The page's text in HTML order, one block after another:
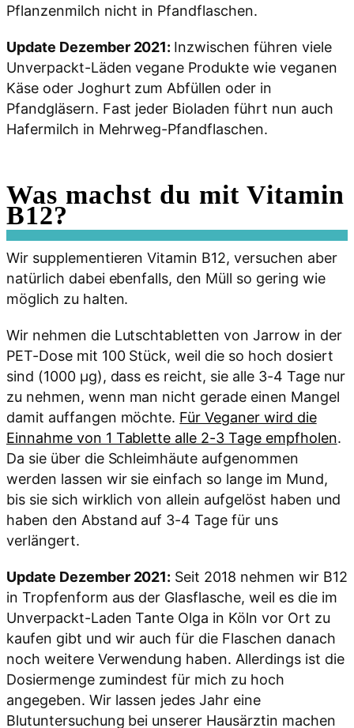
Pflanzenmilch nicht in Pfandflaschen.
Update Dezember 2021: Inzwischen führen viele
Unverpackt-Läden vegane Produkte wie veganen
Käse oder Joghurt zum Abfüllen oder in
Pfandgläsern. Fast jeder Bioladen führt nun auch
Hafermilch in Mehrweg-Pfandflaschen.
Was machst du mit Vitamin
B12?
Wir supplementieren Vitamin B12, versuchen aber
natürlich dabei ebenfalls, den Müll so gering wie
möglich zu halten.
Wir nehmen die Lutschtabletten von Jarrow in der
PET-Dose mit 100 Stück, weil die so hoch dosiert
sind (1000 µg), dass es reicht, sie alle 3-4 Tage nur
zu nehmen, wenn man nicht gerade einen Mangel
damit auffangen möchte. Für Veganer wird die
Einnahme von 1 Tablette alle 2-3 Tage empfholen.
Da sie über die Schleimhäute aufgenommen
werden lassen wir sie einfach so lange im Mund,
bis sie sich wirklich von allein aufgelöst haben und
haben den Abstand auf 3-4 Tage für uns
verlängert.
Update Dezember 2021: Seit 2018 nehmen wir B12
in Tropfenform aus der Glasflasche, weil es die im
Unverpackt-Laden Tante Olga in Köln vor Ort zu
kaufen gibt und wir auch für die Flaschen danach
noch weitere Verwendung haben. Allerdings ist die
Dosiermenge zumindest für mich zu hoch
angegeben. Wir lassen jedes Jahr eine
Blutuntersuchung bei unserer Hausärztin machen